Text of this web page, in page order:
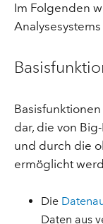
Im Folgenden
dar, die von
und durch die
ermöglicht
Die
Daten aus